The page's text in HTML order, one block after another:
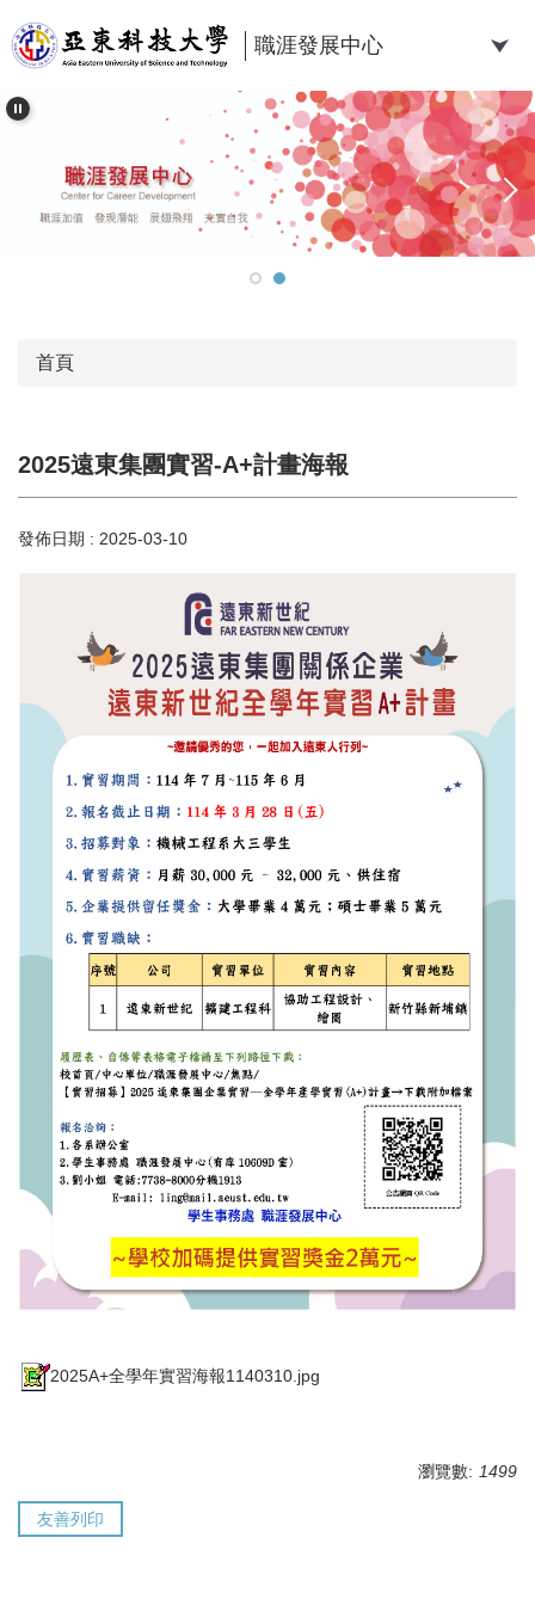
到
主
內
職涯發展中心
首頁
2025遠東集團實習-A+計畫海報
發佈日期 : 2025-03-10
2025A+全學年實習海報1140310.jpg
瀏覽數: 1499
友善列印